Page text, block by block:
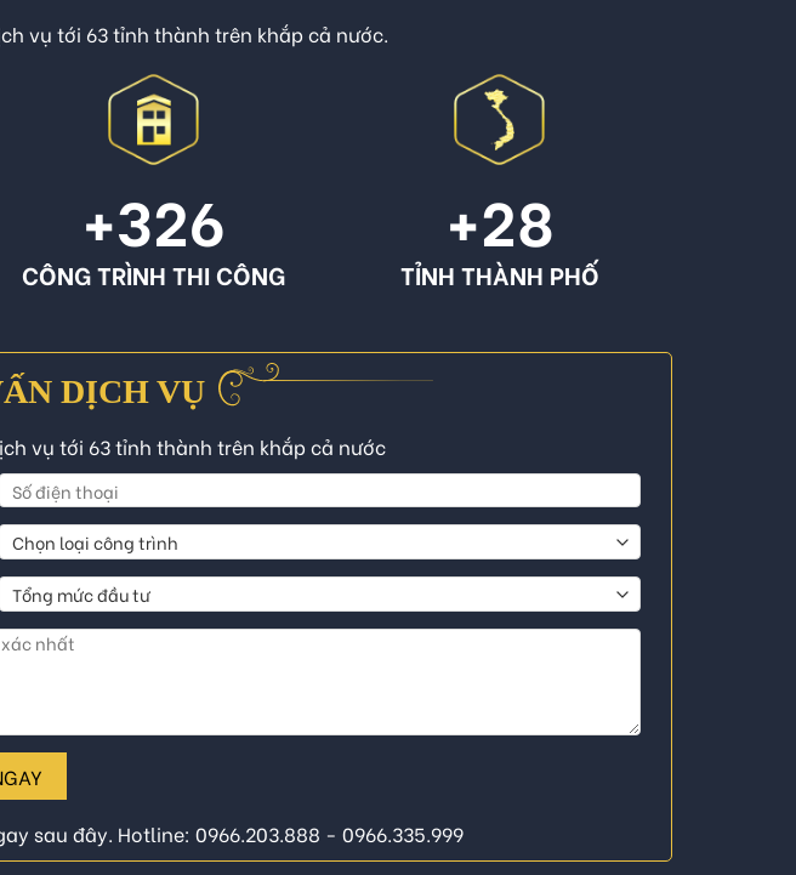
vụ tới 63 tỉnh thành trên khắp cả nước.
+326
CÔNG TRÌNH THI CÔNG
+28
TỈNH THÀNH PHỐ
DỊCH VỤ
vụ tới 63 tỉnh thành trên khắp cả nước
sau đây. Hotline: 0966.203.888 - 0966.335.999